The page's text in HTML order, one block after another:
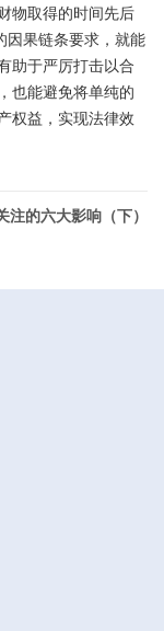
物取得的时间先后
果链条要求，就能
助于严厉打击以合
也能避免将单纯的
权益，实现法律效
的六大影响（下）